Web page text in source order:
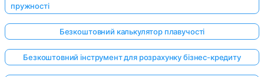
пружності
Безкоштовний калькулятор плавучості
Безкоштовний інструмент для розрахунку бізнес-кредиту